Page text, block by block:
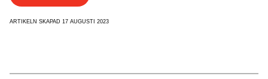
ARTIKELN SKAPAD 17 AUGUSTI 2023